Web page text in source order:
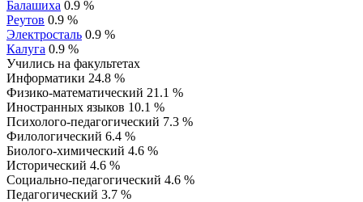
Балашиха 0.9 %
Реутов 0.9 %
Электросталь 0.9 %
Калуга 0.9 %
Учились на факультетах
Информатики 24.8 %
Физико-математический 21.1 %
Иностранных языков 10.1 %
Психолого-педагогический 7.3 %
Филологический 6.4 %
Биолого-химический 4.6 %
Исторический 4.6 %
Социально-педагогический 4.6 %
Педагогический 3.7 %